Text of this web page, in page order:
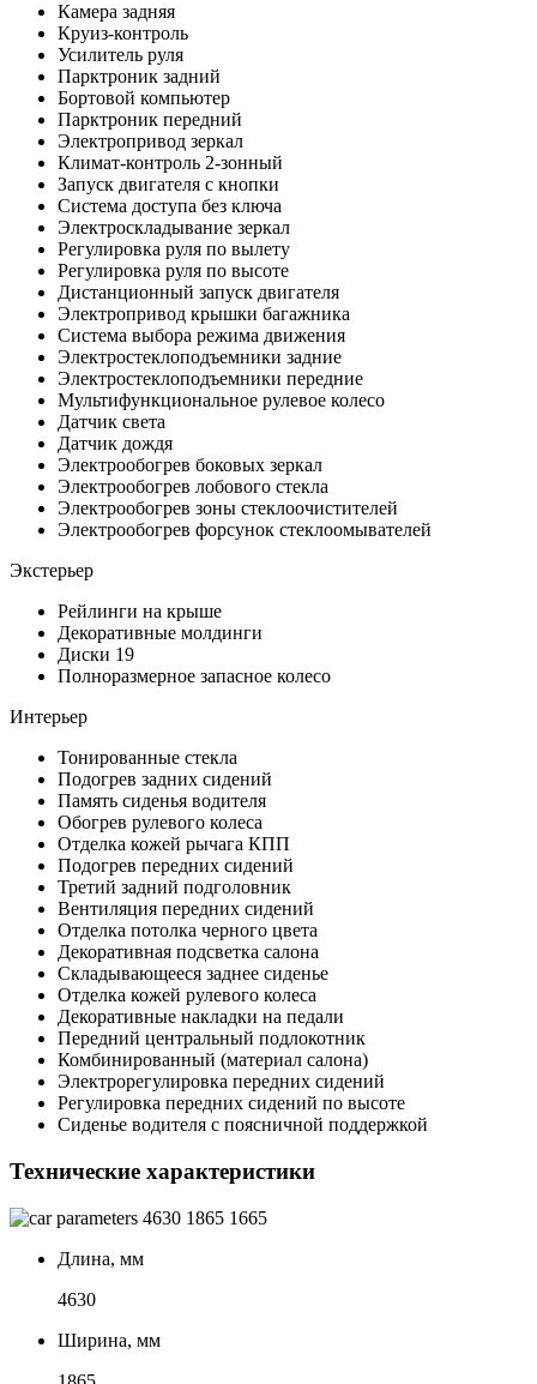
Камера задняя
Круиз-контроль
Усилитель руля
Парктроник задний
Бортовой компьютер
Парктроник передний
Электропривод зеркал
Климат-контроль 2-зонный
Запуск двигателя с кнопки
Система доступа без ключа
Электроскладывание зеркал
Регулировка руля по вылету
Регулировка руля по высоте
Дистанционный запуск двигателя
Электропривод крышки багажника
Система выбора режима движения
Электростеклоподъемники задние
Электростеклоподъемники передние
Мультифункциональное рулевое колесо
Датчик света
Датчик дождя
Электрообогрев боковых зеркал
Электрообогрев лобового стекла
Электрообогрев зоны стеклоочистителей
Электрообогрев форсунок стеклоомывателей
Экстерьер
Рейлинги на крыше
Декоративные молдинги
Диски 19
Полноразмерное запасное колесо
Интерьер
Тонированные стекла
Подогрев задних сидений
Память сиденья водителя
Обогрев рулевого колеса
Отделка кожей рычага КПП
Подогрев передних сидений
Третий задний подголовник
Вентиляция передних сидений
Отделка потолка черного цвета
Декоративная подсветка салона
Складывающееся заднее сиденье
Отделка кожей рулевого колеса
Декоративные накладки на педали
Передний центральный подлокотник
Комбинированный (материал салона)
Электрорегулировка передних сидений
Регулировка передних сидений по высоте
Сиденье водителя с поясничной поддержкой
Технические характеристики
4630 1865 1665
Длина, мм
4630
Ширина, мм